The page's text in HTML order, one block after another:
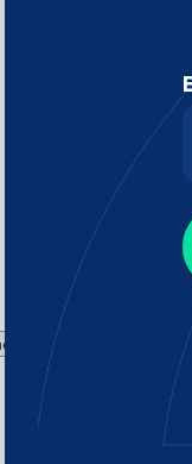
du hjälp? Chatta med